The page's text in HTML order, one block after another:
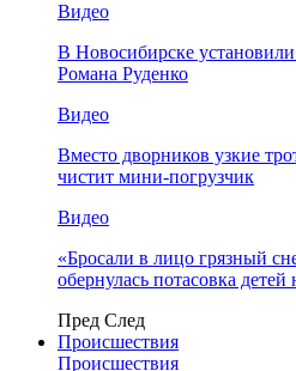
Видео
В Новосибирске
Романа Руденко
Видео
Вместо дворников узкие
чистит мини-погрузчик
Видео
«Бросали в лицо грязный
обернулась потасовка
Пред След
Происшествия
Происшествия